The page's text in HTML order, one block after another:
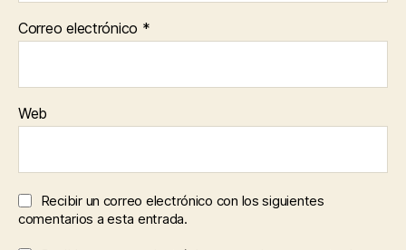
Correo electrónico *
Web
Recibir un correo electrónico con los siguientes
comentarios a esta entrada.